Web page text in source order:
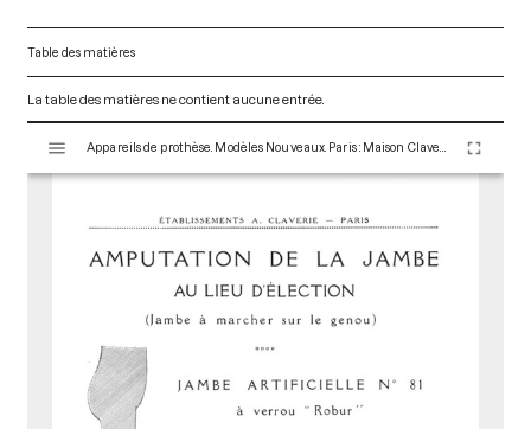
Table des matières
La table des matières ne contient aucune entrée.
s